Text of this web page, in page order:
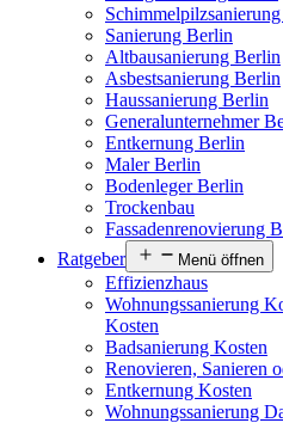
Sanierung Berlin
Altbausanierung Berlin
Asbestsanierung Berlin
Haussanierung Berlin
Generalunternehmer
Entkernung Berlin
Maler Berlin
Bodenleger Berlin
Trockenbau
Fassadenrenovierung
Ratgeber
Menü öffnen
Effizienzhaus
Wohnungssanierung
Kosten
Badsanierung Kosten
Renovieren, Sanieren
Entkernung Kosten
Wohnungssanierung